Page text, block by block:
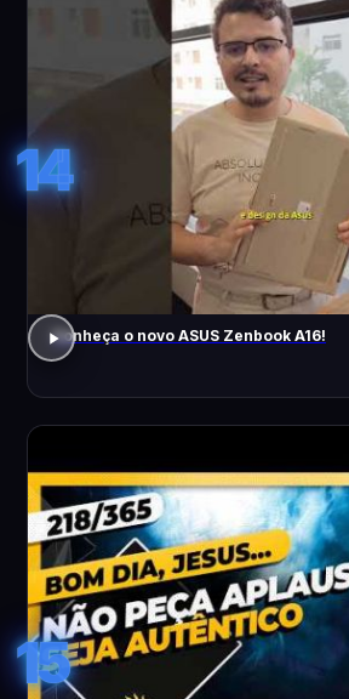
14
Conheça o novo ASUS Zenbook A16!
15